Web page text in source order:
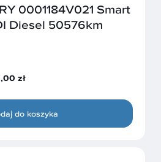
0001184V021 Smart
Diesel 50576km
zł
do koszyka